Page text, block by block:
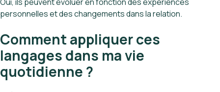
personnelles et des changements dans la relation.
Comment appliquer ces
langages dans ma vie
quotidienne ?